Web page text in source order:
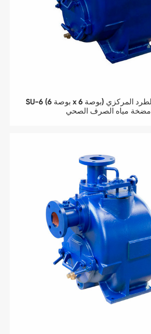
SU-6 (6 بوصة x 6 بوصة) الذاتي فتيلة الطرد المركزي
مضخة مياه الصرف الصحي